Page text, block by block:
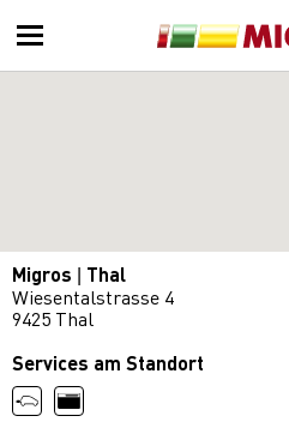
Migros | Thal
Wiesentalstrasse 4
9425 Thal
Services am Standort